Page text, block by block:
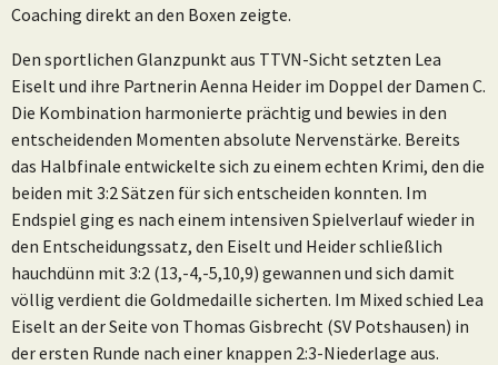
Coaching direkt an den Boxen zeigte.
Den sportlichen Glanzpunkt aus TTVN-Sicht setzten Lea
Eiselt und ihre Partnerin Aenna Heider im Doppel der Damen C.
Die Kombination harmonierte prächtig und bewies in den
entscheidenden Momenten absolute Nervenstärke. Bereits
das Halbfinale entwickelte sich zu einem echten Krimi, den die
beiden mit 3:2 Sätzen für sich entscheiden konnten. Im
Endspiel ging es nach einem intensiven Spielverlauf wieder in
den Entscheidungssatz, den Eiselt und Heider schließlich
hauchdünn mit 3:2 (13,-4,-5,10,9) gewannen und sich damit
völlig verdient die Goldmedaille sicherten. Im Mixed schied Lea
Eiselt an der Seite von Thomas Gisbrecht (SV Potshausen) in
der ersten Runde nach einer knappen 2:3-Niederlage aus.